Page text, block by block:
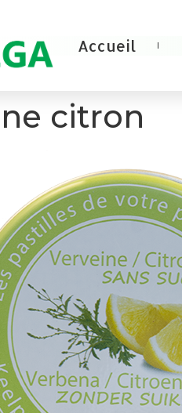
Accueil
citron